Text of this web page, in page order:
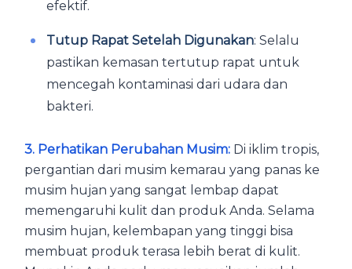
efektif.
Tutup Rapat Setelah Digunakan: Selalu
pastikan kemasan tertutup rapat untuk
mencegah kontaminasi dari udara dan
bakteri.
3. Perhatikan Perubahan Musim: Di iklim tropis,
pergantian dari musim kemarau yang panas ke
musim hujan yang sangat lembap dapat
memengaruhi kulit dan produk Anda. Selama
musim hujan, kelembapan yang tinggi bisa
membuat produk terasa lebih berat di kulit.